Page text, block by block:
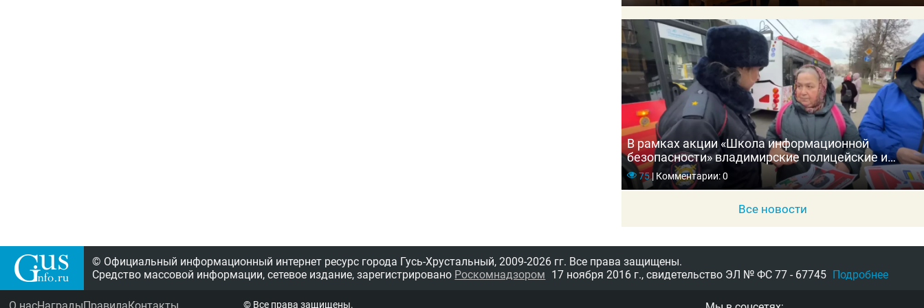
В рамках акции «Школа информационной
безопасности» владимирские полицейские и
общественники информируют граждан о
распространенных способах мошенничества
75|Комментарии: 0
Все новости
© Официальный информационный интернет ресурс города Гусь-Хрустальный, 2009-2026 гг. Все права защищены.
Средство массовой информации, сетевое издание, зарегистрировано Роскомнадзором 17 ноября 2016 г., свидетельство ЭЛ № ФС 77 - 67745 Подробнее
© Все права защищены.